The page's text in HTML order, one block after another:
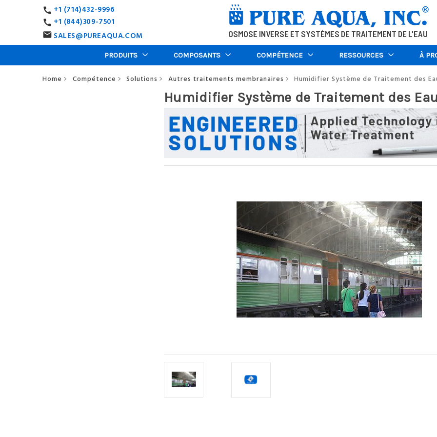
call +1 (714)432-9996
call +1 (844)309-7501
email SALES@PUREAQUA.COM OSMOSE INVERSE ET SYSTÈMES DE TRAITEMENT DE L'EAU
PRODUITS COMPOSANTS COMPÉTENCE RESSOURCES À
Home > Compétence > Solutions > Autres traitements membranaires > Humidifier Système de Traitement des
Humidifier Système de Traitement des